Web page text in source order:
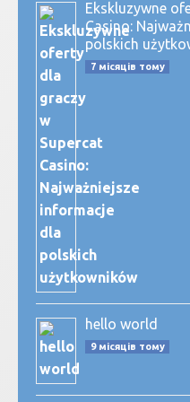
Ekskluzywne
Casino:
polskich
7 місяців тому
hello world
9 місяців тому